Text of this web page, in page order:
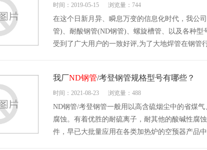
时间：2019-05-15 浏览量：744
在这个日新月异、瞬息万变的信息化时代，我公
管)、耐酸钢管(ND钢管)、螺旋槽管、以及各种
受到了广大用户的一致好评,为了大地焊管在钢
我厂ND钢管/考登钢管规格型号有哪些？
时间：2021-08-23 浏览量：488
ND钢管/考登钢管一般用以高含硫烟尘中的省煤
腐蚀。有着优胜的耐硫离子，耐其他的酸碱性腐
件，早已大批量应用在各类加热炉的空预器产品